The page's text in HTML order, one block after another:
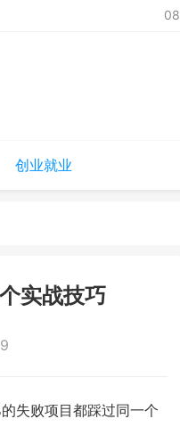
08
创业就业
实战技巧
失败项目都踩过同一个